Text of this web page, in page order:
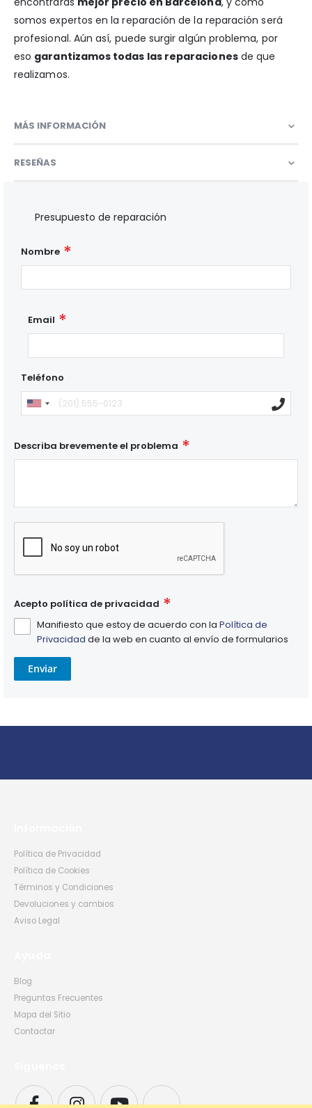
somos expertos en la reparación de la reparación será
profesional. Aún así, puede surgir algún problema, por
eso garantizamos todas las reparacionesde que
realizamos.
MÁS INFORMACIÓN
RESEÑAS
Presupuesto de reparación
Nombre
Email
Teléfono
Describa brevemente el problema
Acepto política de privacidad
Manifiesto que estoy de acuerdo con la Política de
Privacidad de la web en cuanto al envío de formularios
Enviar
Política de Privacidad
Política de Cookies
Términos y Condiciones
Devoluciones y cambios
Aviso Legal
Blog
Preguntas Frecuentes
Mapa del Sitio
Contactar